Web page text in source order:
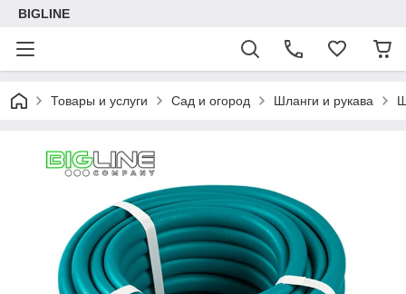
BIGLINE
Товары и услуги Сад и огород Шланги и рукава